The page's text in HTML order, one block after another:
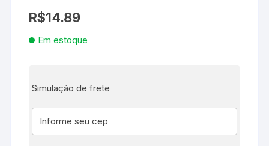
R$14.89
Em estoque
Simulação de frete